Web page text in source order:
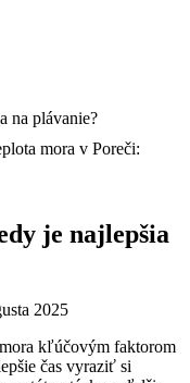
mora v Poreči:
je najlepšia
2025
kľúčovým faktorom
čas vyraziť si